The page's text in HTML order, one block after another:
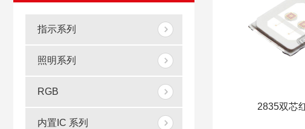
指示系列
照明系列
RGB
内置IC 系列
2835双芯